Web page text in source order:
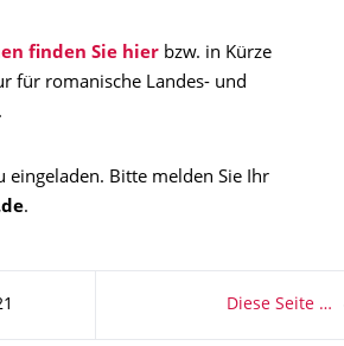
finden Sie hierbzw. in Kürze
für romanische Landes- und
eingeladen. Bitte melden Sie Ihr
.
Diese Seite …